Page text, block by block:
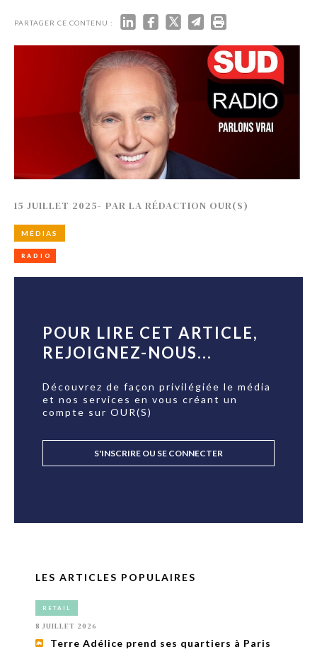
PARTAGER CE CONTENU :
15 JUILLET 2025- PAR LA RÉDACTION OUR(S)
MÉDIAS
RADIO
POUR LIRE CET ARTICLE,
REJOIGNEZ-NOUS...
Découvrez de façon privilégiée le média
et nos services en vous créant un
compte sur OUR(S)
S'INSCRIRE OU SE CONNECTER
LES ARTICLES POPULAIRES
RETAIL
8 JUILLET 2026
Terre Adélice prend ses quartiers à Paris